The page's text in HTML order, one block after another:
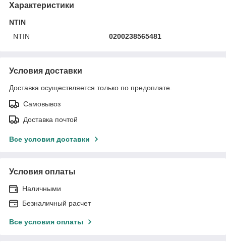
Характеристики
NTIN
NTIN
0200238565481
Условия доставки
Доставка осуществляется только по предоплате.
Самовывоз
Доставка почтой
Все условия доставки
Условия оплаты
Наличными
Безналичный расчет
Все условия оплаты